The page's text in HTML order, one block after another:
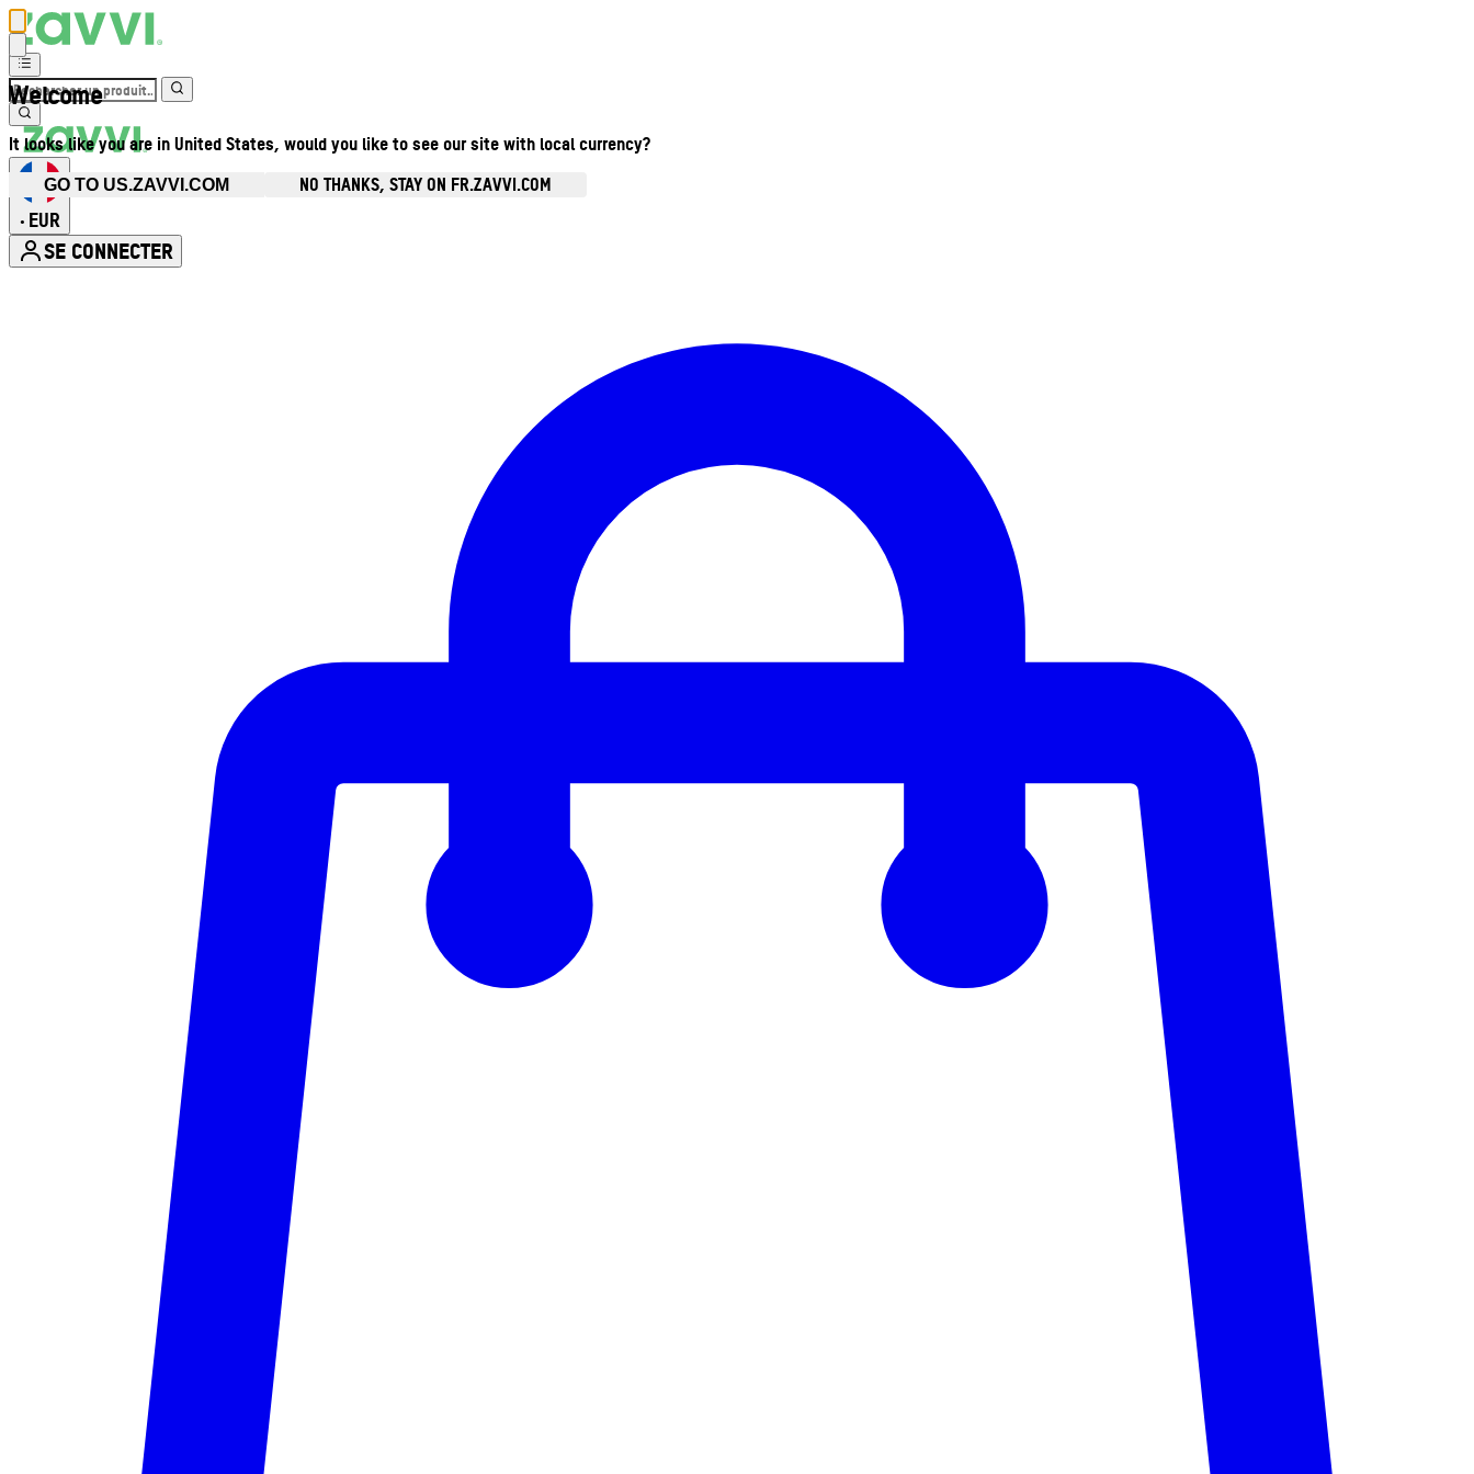
Welcome
It looks like you are in United States, would you like to see our site with local currency?
GO TO US.ZAVVI.COM NO THANKS, STAY ON FR.ZAVVI.COM
• EUR
SE CONNECTER